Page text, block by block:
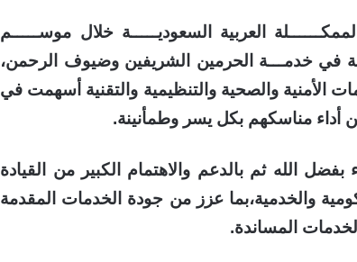
الممكــــــلة العربية السعوديـــــة خلال موســـــم
في خدمـــة الحرمين الشريفين وضيوف الرحمن،
الأمنية والصحية والتنظيمية والتقنية أسهمت في
أداء مناسكهم بكل يسر وطمأنينة.
الله ثم بالدعم والاهتمام الكبير من القيادة
والخدمية،بما عزز من جودة الخدمات المقدمة
المساندة.